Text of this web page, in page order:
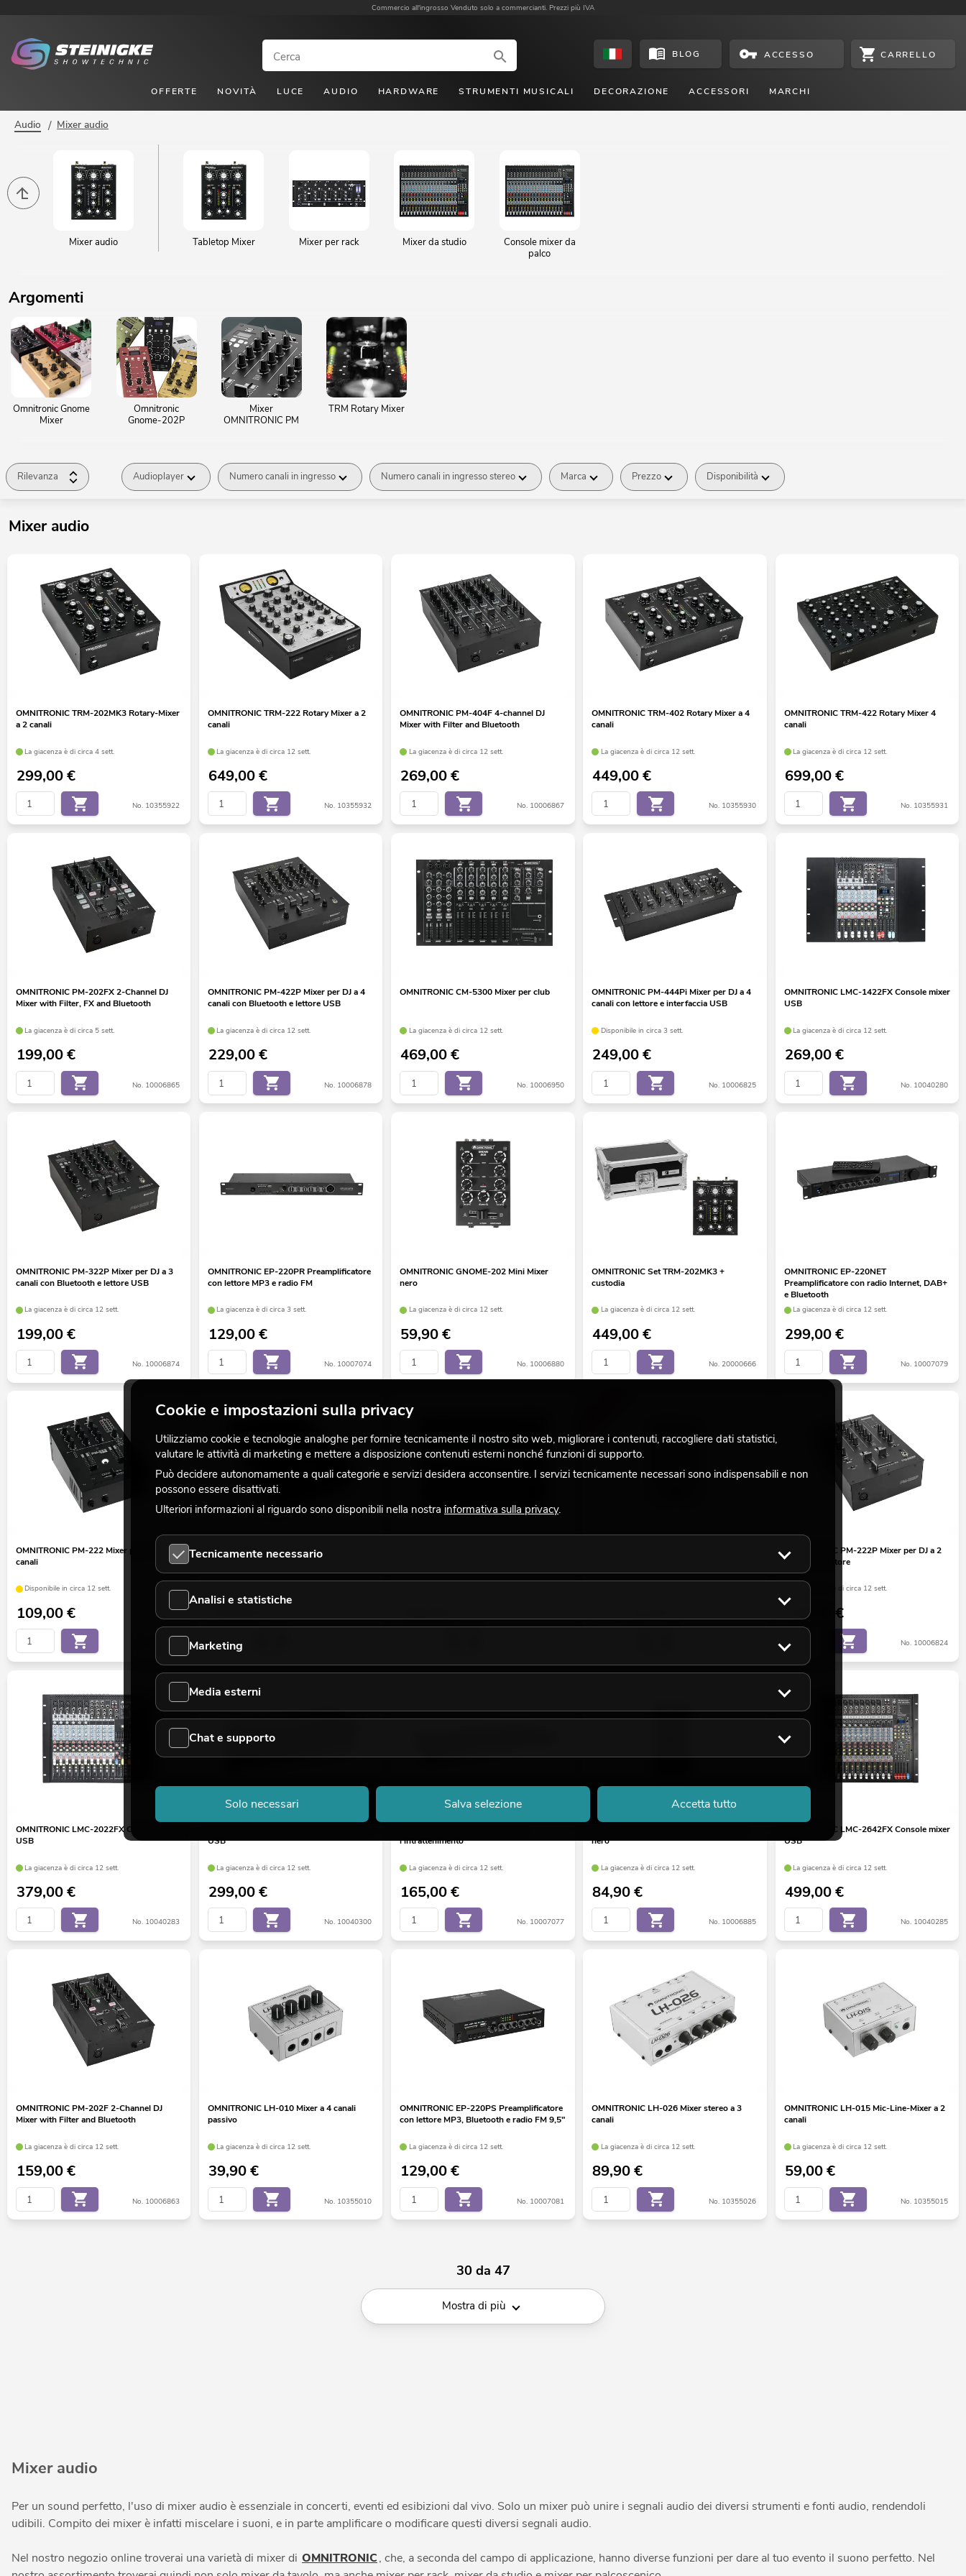
Commercio all'ingrosso Venduto solo a commercianti. Prezzi più IVA
BLOG ACCESSO CARRELLO
OFFERTE NOVITÀ LUCE AUDIO HARDWARE STRUMENTI MUSICALI DECORAZIONE ACCESSORI MARCHI
Audio / Mixer audio
Mixer audio Tabletop Mixer Mixer per rack Mixer da studio
Console mixer da
palco
Argomenti
Omnitronic Gnome
Mixer
Omnitronic
Gnome-202P
Mixer
OMNITRONIC PM
TRM Rotary Mixer
Rilevanza Audioplayer Numero canali in ingresso Numero canali in ingresso stereo Marca Prezzo Disponibilità
Mixer audio
OMNITRONIC TRM-202MK3 Rotary-Mixer
a 2 canali
La giacenza è di circa 4 sett.
299,00€
No. 10355922
OMNITRONIC TRM-222 Rotary Mixer a 2
canali
La giacenza è di circa 12 sett.
649,00€
No. 10355932
OMNITRONIC PM-404F 4-channel DJ
Mixer with Filter and Bluetooth
La giacenza è di circa 12 sett.
269,00€
No. 10006867
OMNITRONIC TRM-402 Rotary Mixer a 4
canali
La giacenza è di circa 12 sett.
449,00€
No. 10355930
OMNITRONIC TRM-422 Rotary Mixer 4
canali
La giacenza è di circa 12 sett.
699,00€
No. 10355931
OMNITRONIC PM-202FX 2-Channel DJ
Mixer with Filter, FX and Bluetooth
La giacenza è di circa 5 sett.
199,00€
No. 10006865
OMNITRONIC PM-422P Mixer per DJ a 4
canali con Bluetooth e lettore USB
La giacenza è di circa 12 sett.
229,00€
No. 10006878
OMNITRONIC CM-5300 Mixer per club
La giacenza è di circa 12 sett.
469,00€
No. 10006950
OMNITRONIC PM-444Pi Mixer per DJ a 4
canali con lettore e interfaccia USB
Disponibile in circa 3 sett.
249,00€
No. 10006825
OMNITRONIC LMC-1422FX Console mixer
USB
La giacenza è di circa 12 sett.
269,00€
No. 10040280
OMNITRONIC PM-322P Mixer per DJ a 3
canali con Bluetooth e lettore USB
La giacenza è di circa 12 sett.
199,00€
No. 10006874
OMNITRONIC EP-220PR Preamplificatore
con lettore MP3 e radio FM
La giacenza è di circa 3 sett.
129,00€
No. 10007074
OMNITRONIC GNOME-202 Mini Mixer
nero
La giacenza è di circa 12 sett.
59,90€
No. 10006880
OMNITRONIC Set TRM-202MK3 +
custodia
La giacenza è di circa 12 sett.
449,00€
No. 20000666
OMNITRONIC EP-220NET
Preamplificatore con radio Internet, DAB+
e Bluetooth
La giacenza è di circa 12 sett.
299,00€
No. 10007079
OMNITRONIC PM-222 Mixer per DJ a 2
canali
Disponibile in circa 12 sett.
109,00€
OMNITRONIC PM-311P Mixer per DJ con
OMNITRONIC PM-222P Mixer per DJ a 2
canali con lettore
La giacenza è di circa 12 sett.
139,00 €
No. 10006824
OMNITRONIC LMC-2022FX Console mixer
USB
La giacenza è di circa 12 sett.
379,00€
No. 10040283
USB
La giacenza è di circa 12 sett.
299,00€
No. 10040300
l'intrattenimento
La giacenza è di circa 12 sett.
165,00€
No. 10007077
nero
La giacenza è di circa 12 sett.
84,90€
No. 10006885
OMNITRONIC LMC-2642FX Console mixer
USB
La giacenza è di circa 12 sett.
499,00€
No. 10040285
OMNITRONIC PM-202F 2-Channel DJ
Mixer with Filter and Bluetooth
La giacenza è di circa 12 sett.
159,00€
No. 10006863
OMNITRONIC LH-010 Mixer a 4 canali
passivo
La giacenza è di circa 12 sett.
39,90€
No. 10355010
OMNITRONIC EP-220PS Preamplificatore
con lettore MP3, Bluetooth e radio FM 9,5"
La giacenza è di circa 12 sett.
129,00€
No. 10007081
OMNITRONIC LH-026 Mixer stereo a 3
canali
La giacenza è di circa 12 sett.
89,90€
No. 10355026
OMNITRONIC LH-015 Mic-Line-Mixer a 2
canali
La giacenza è di circa 12 sett.
59,00€
No. 10355015
30 da 47
Mostra di più
Mixer audio
Per un sound perfetto, l'uso di mixer audio è essenziale in concerti, eventi ed esibizioni dal vivo. Solo un mixer può unire i segnali audio dei diversi strumenti e fonti audio, rendendoli
udibili. Compito dei mixer è infatti miscelare i suoni, e in parte amplificare o modificare questi diversi segnali audio.
Nel nostro negozio online troverai una varietà di mixer di OMNITRONIC, che, a seconda del campo di applicazione, hanno diverse funzioni per dare al tuo evento il suono perfetto. Nel
Cookie e impostazioni sulla privacy
Utilizziamo cookie e tecnologie analoghe per fornire tecnicamente il nostro sito web, migliorare i contenuti, raccogliere dati statistici,
valutare le attività di marketing e mettere a disposizione contenuti esterni nonché funzioni di supporto.
Può decidere autonomamente a quali categorie e servizi desidera acconsentire. I servizi tecnicamente necessari sono indispensabili e non
possono essere disattivati.
Ulteriori informazioni al riguardo sono disponibili nella nostra informativa sulla privacy.
Tecnicamente necessario
Analisi e statistiche
Marketing
Media esterni
Chat e supporto
Solo necessari Salva selezione Accetta tutto